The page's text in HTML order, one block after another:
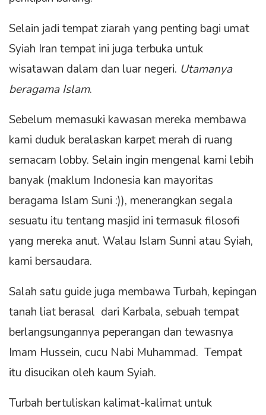
Selain jadi tempat ziarah yang penting bagi umat
Syiah Iran tempat ini juga terbuka untuk
wisatawan dalam dan luar negeri. Utamanya
beragama Islam.
Sebelum memasuki kawasan mereka membawa
kami duduk beralaskan karpet merah di ruang
semacam lobby. Selain ingin mengenal kami lebih
banyak (maklum Indonesia kan mayoritas
beragama Islam Suni :)), menerangkan segala
sesuatu itu tentang masjid ini termasuk filosofi
yang mereka anut. Walau Islam Sunni atau Syiah,
kami bersaudara.
Salah satu guide juga membawa Turbah, kepingan
tanah liat berasal dari Karbala, sebuah tempat
berlangsungannya peperangan dan tewasnya
Imam Hussein, cucu Nabi Muhammad. Tempat
itu disucikan oleh kaum Syiah.
Turbah bertuliskan kalimat-kalimat untuk